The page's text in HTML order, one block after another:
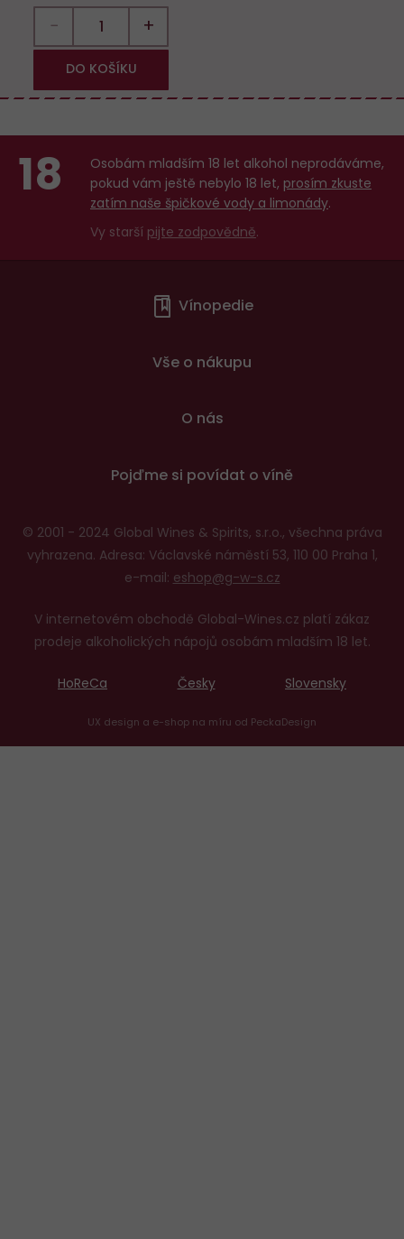
− +
DO KOŠÍKU
18
Osobám mladším 18 let alkohol neprodáváme,
pokud vám ještě nebylo 18 let, prosím zkuste
zatím naše špičkové vody a limonády.
Vy starší pijte zodpovědně.
Vínopedie
Vše o nákupu
O nás
Pojďme si povídat o víně
© 2001 - 2024 Global Wines & Spirits, s.r.o., všechna práva
vyhrazena. Adresa: Václavské náměstí 53, 110 00 Praha 1,
e-mail: eshop@g-w-s.cz
V internetovém obchodě Global-Wines.cz platí zákaz
prodeje alkoholických nápojů osobám mladším 18 let.
HoReCa Česky Slovensky
UX design a e-shop na míru od PeckaDesign